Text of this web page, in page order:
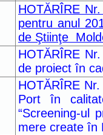
HOTĂRÎRE
pentru anul
de Ştiinţe
HOTĂRÎRE
de proiect în
HOTĂRÎRE
Port în
“Screening-ul
mere create în